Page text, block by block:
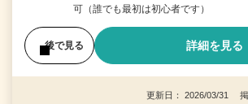
可（誰でも最初は初心者です）
後で見る 詳細を見る
更新日： 2026/03/31 掲